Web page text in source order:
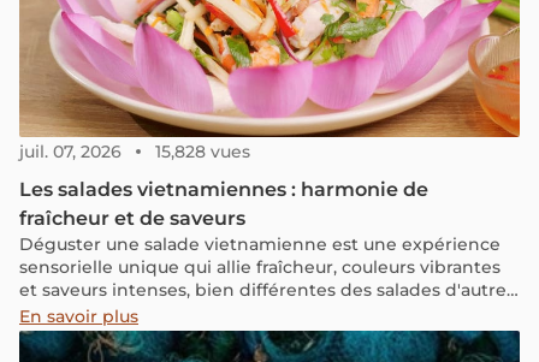
juil. 07, 2026 15,828 vues
Les salades vietnamiennes : harmonie de
fraîcheur et de saveurs
Déguster une salade vietnamienne est une expérience
sensorielle unique qui allie fraîcheur, couleurs vibrantes
et saveurs intenses, bien différentes des salades d'autres
pays que vous auriez pu goûter.
En savoir plus